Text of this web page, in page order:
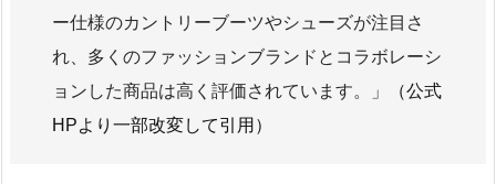
ー仕様のカントリーブーツやシューズが注目さ
れ、多くのファッションブランドとコラボレーシ
ョンした商品は高く評価されています。
（公式
HPより一部改変して引用）